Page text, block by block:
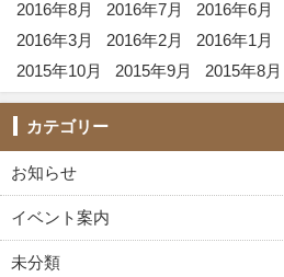
2016年8月
2016年7月 2016年6月
2016年3月
2016年2月 2016年1月
2015年10月
2015年9月 2015年8月
カテゴリー
お知らせ
イベント案内
未分類